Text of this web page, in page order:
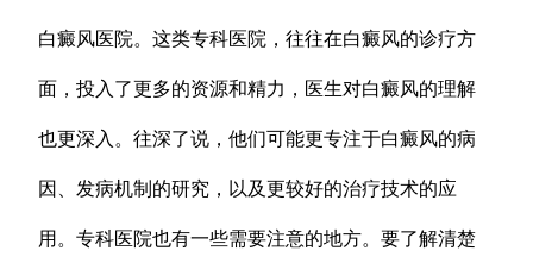
白癜风医院。这类专科医院，往往在白癜风的诊疗方
面，投入了更多的资源和精力，医生对白癜风的理解
也更深入。往深了说，他们可能更专注于白癜风的病
因、发病机制的研究，以及更较好的治疗技术的应
用。专科医院也有一些需要注意的地方。要了解清楚